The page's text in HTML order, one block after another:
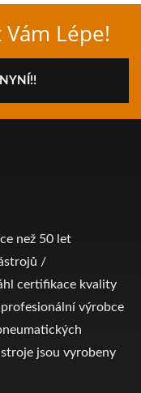
Lépe!
než 50 let
/
certifikace kvality
výrobce
jsou vyrobeny